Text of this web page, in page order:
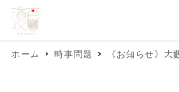
ホーム 時事問題 《お知らせ》